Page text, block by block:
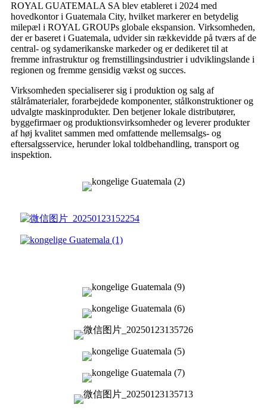
ROYAL GUATEMALA SA blev etableret i 2024 med
hovedkontor i Guatemala City, hvilket markerer en betydelig
milepæl i ROYAL GROUPs globale ekspansion. Virksomheden,
der er baseret i Guatemala, udvider sin rækkevidde på tværs af de
central- og sydamerikanske markeder og er dedikeret til at
fremme infrastruktur og fremstillingsindustrier i udviklingslande i
regionen og fremme gensidig vækst og succes.
Virksomheden specialiserer sig i produktion og salg af
stålråmaterialer, forarbejdede komponenter, stålkonstruktioner og
udvalgte maskinprodukter. Den betjener lokale distributører,
byggefirmaer og produktionsvirksomheder og leverer produkter
af høj kvalitet sammen med omfattende mellemsalgs- og
eftersalgsservice, herunder lokal toldbehandling, transport og
inspektion.